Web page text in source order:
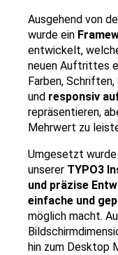
Ausgehend von
wurde ein
entwickelt,
neuen Auftrittes
Farben,
und responsiv
repräsentieren,
Mehrwert zu
Umgesetzt
unserer TYPO3
und präzise
einfache und
möglich macht.
hin zum Desktop